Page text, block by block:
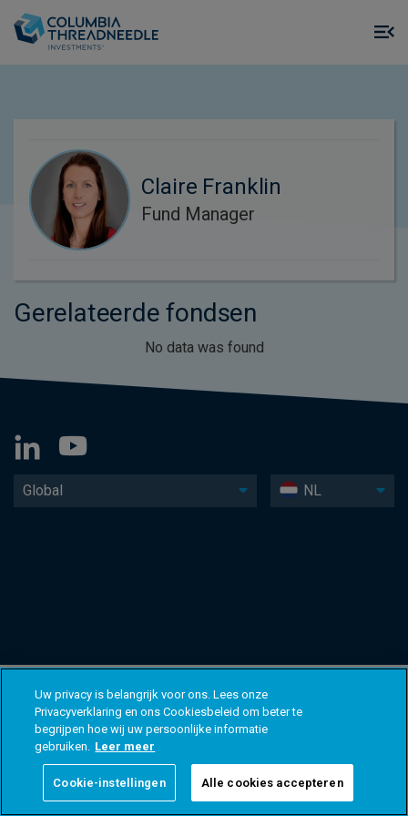
Claire Franklin
Fund Manager
Gerelateerde fondsen
No data was found
Global NL
Uw privacy is belangrijk voor ons. Lees onze
Privacyverklaring en ons Cookiesbeleid om beter te
begrijpen hoe wij uw persoonlijke informatie
gebruiken. Leer meer
Cookie-instellingen Alle cookies accepteren